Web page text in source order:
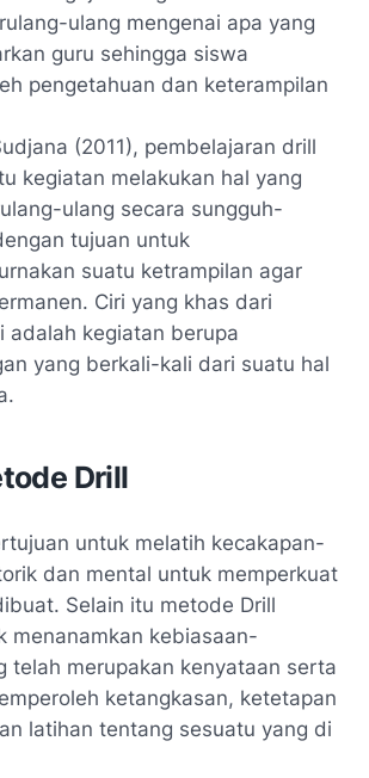
ulang mengenai apa yang
guru sehingga siswa
pengetahuan dan keterampilan
(2011), pembelajaran drill
kegiatan melakukan hal yang
ulang secara sungguh-
tujuan untuk
suatu ketrampilan agar
Ciri yang khas dari
adalah kegiatan berupa
yang berkali-kali dari suatu hal
Drill
untuk melatih kecakapan-
dan mental untuk memperkuat
Selain itu metode Drill
menanamkan kebiasaan-
telah merupakan kenyataan serta
ketangkasan, ketetapan
latihan tentang sesuatu yang di